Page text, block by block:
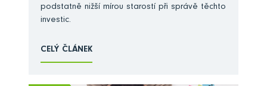
podstatně nižší mírou starostí při správě těchto
investic.
CELÝ ČLÁNEK